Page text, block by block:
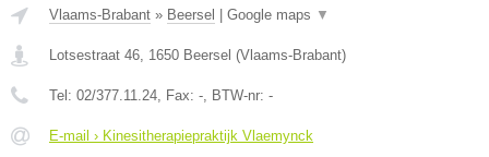
Vlaams-Brabant » Beersel Google maps ▼
Lotsestraat 46 1650 Beersel (Vlaams-Brabant)
Tel: 02/377.11.24 , Fax: - , BTW-nr: -
E-mail › Kinesitherapiepraktijk Vlaemynck